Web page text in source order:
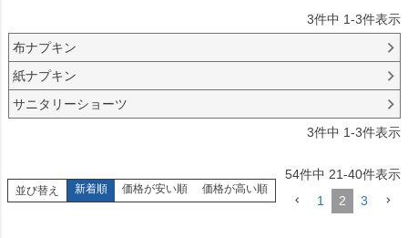
3件中 1-3件表示
布ナプキン
紙ナプキン
サニタリーショーツ
3件中 1-3件表示
並び替え 新着順 価格が安い順 価格が高い順
54件中 21-40件表示
1
2 3